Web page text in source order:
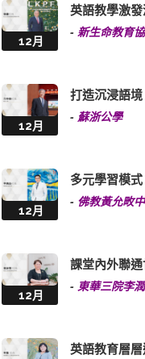
12月
英語教學激
- 新生命教育
12月
打造沉浸語
- 蘇浙公學
12月
多元學習模
- 佛教黃允畋
12月
課堂內外聯
- 東華三院李
英語教育層